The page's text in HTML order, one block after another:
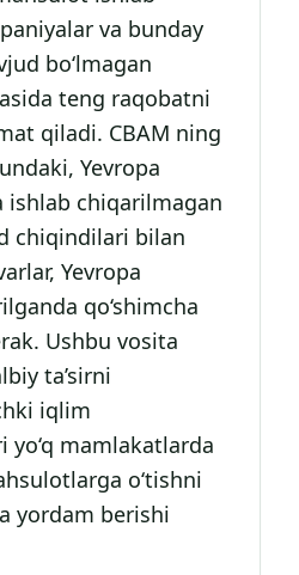
va bunday
bo‘lmagan
teng raqobatni
qiladi. CBAM ning
Yevropa
chiqarilmagan
chiqindilari bilan
Yevropa
qo‘shimcha
Ushbu vosita
ta’sirni
iqlim
yo‘q mamlakatlarda
o‘tishni
yordam berishi